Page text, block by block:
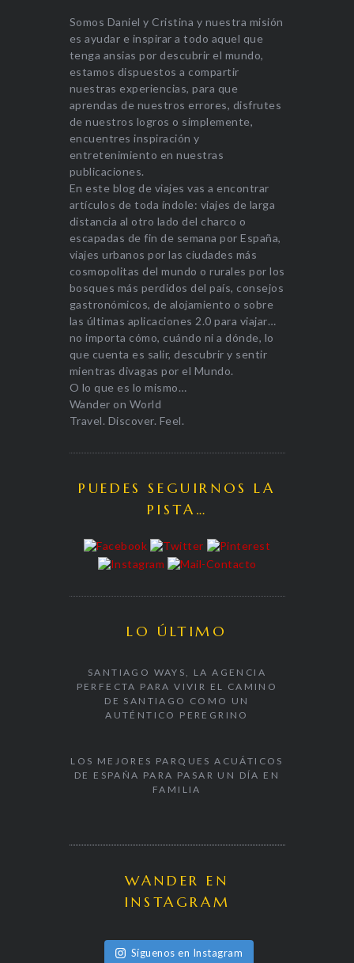
Somos Daniel y Cristina y nuestra misión
es ayudar e inspirar a todo aquel que
tenga ansias por descubrir el mundo,
estamos dispuestos a compartir
nuestras experiencias, para que
aprendas de nuestros errores, disfrutes
de nuestros logros o simplemente,
encuentres inspiración y
entretenimiento en nuestras
publicaciones.
En este blog de viajes vas a encontrar
artículos de toda índole: viajes de larga
distancia al otro lado del charco o
escapadas de fin de semana por España,
viajes urbanos por las ciudades más
cosmopolitas del mundo o rurales por los
bosques más perdidos del país, consejos
gastronómicos, de alojamiento o sobre
las últimas aplicaciones 2.0 para viajar…
no importa cómo, cuándo ni a dónde, lo
que cuenta es salir, descubrir y sentir
mientras divagas por el Mundo.
O lo que es lo mismo…
Wander on World
Travel. Discover. Feel.
PUEDES SEGUIRNOS LA
PISTA…
LO ÚLTIMO
SANTIAGO WAYS, LA AGENCIA
PERFECTA PARA VIVIR EL CAMINO
DE SANTIAGO COMO UN
AUTÉNTICO PEREGRINO
LOS MEJORES PARQUES ACUÁTICOS
DE ESPAÑA PARA PASAR UN DÍA EN
FAMILIA
WANDER EN
INSTAGRAM
Síguenos en Instagram